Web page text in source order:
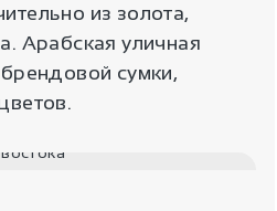
из золота,
Арабская уличная
сумки,